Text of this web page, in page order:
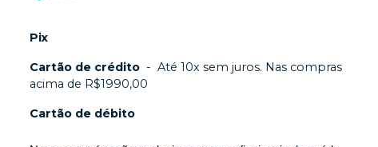
Pix
Cartão de crédito - Até 10x sem juros. Nas compras
acima de R$1990,00
Cartão de débito